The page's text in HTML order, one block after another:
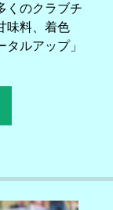
くのクラブチ
味料、着色
ルアップ」